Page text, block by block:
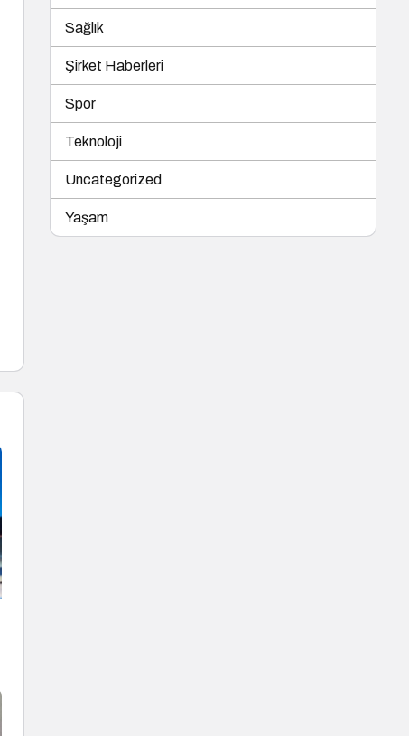
Sağlık
Şirket Haberleri
Spor
Teknoloji
Uncategorized
Yaşam